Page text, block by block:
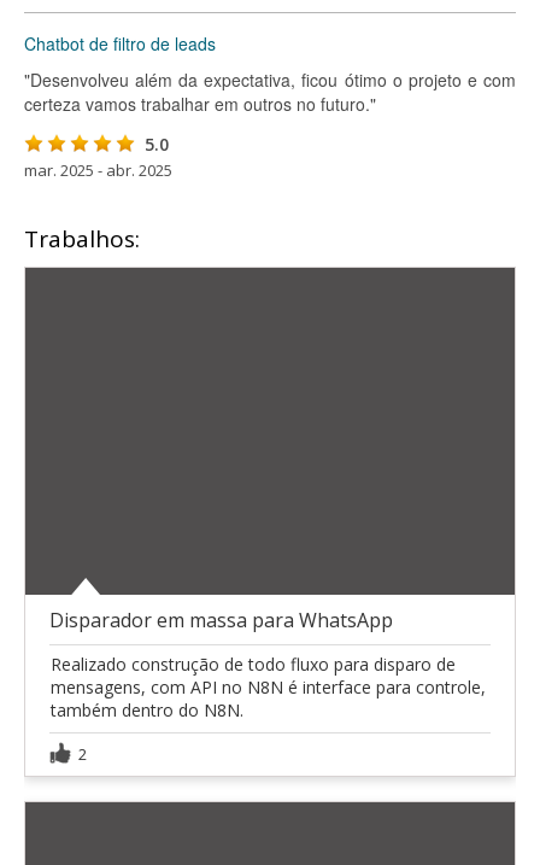
Chatbot de filtro de leads
"Desenvolveu além da expectativa, ficou ótimo o projeto e com
certeza vamos trabalhar em outros no futuro."
5.0
mar. 2025 - abr. 2025
Trabalhos:
Disparador em massa para WhatsApp
Realizado construção de todo fluxo para disparo de
mensagens, com API no N8N é interface para controle,
também dentro do N8N.
2